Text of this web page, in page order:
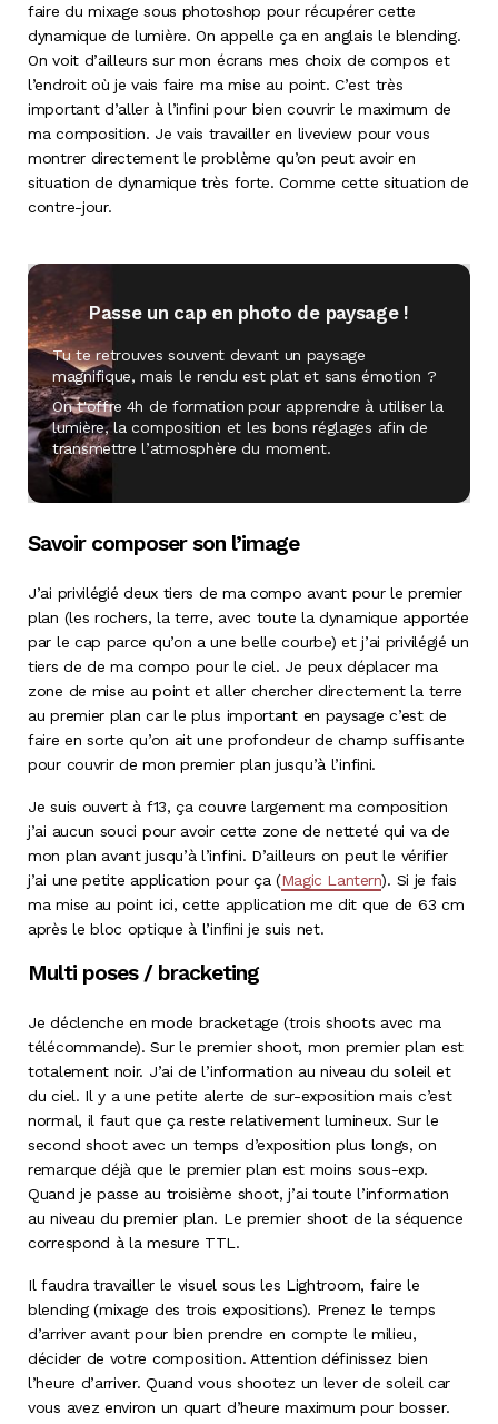
faire du mixage sous photoshop pour récupérer cette
dynamique de lumière. On appelle ça en anglais le blending.
On voit d’ailleurs sur mon écrans mes choix de compos et
l’endroit où je vais faire ma mise au point. C’est très
important d’aller à l’infini pour bien couvrir le maximum de
ma composition. Je vais travailler en liveview pour vous
montrer directement le problème qu’on peut avoir en
situation de dynamique très forte. Comme cette situation de
contre-jour.
Passe un cap en photo de paysage !
Tu te retrouves souvent devant un paysage
magnifique, mais le rendu est plat et sans émotion ?
On t'offre 4h de formation pour apprendre à utiliser la
lumière, la composition et les bons réglages afin de
transmettre l’atmosphère du moment.
Savoir composer son l’image
J’ai privilégié deux tiers de ma compo avant pour le premier
plan (les rochers, la terre, avec toute la dynamique apportée
par le cap parce qu’on a une belle courbe) et j’ai privilégié un
tiers de de ma compo pour le ciel. Je peux déplacer ma
zone de mise au point et aller chercher directement la terre
au premier plan car le plus important en paysage c’est de
faire en sorte qu’on ait une profondeur de champ suffisante
pour couvrir de mon premier plan jusqu’à l’infini.
Je suis ouvert à f13, ça couvre largement ma composition
j’ai aucun souci pour avoir cette zone de netteté qui va de
mon plan avant jusqu’à l’infini. D’ailleurs on peut le vérifier
j’ai une petite application pour ça (Magic Lantern). Si je fais
ma mise au point ici, cette application me dit que de 63 cm
après le bloc optique à l’infini je suis net.
Multi poses / bracketing
Je déclenche en mode bracketage (trois shoots avec ma
télécommande). Sur le premier shoot, mon premier plan est
totalement noir. J’ai de l’information au niveau du soleil et
du ciel. Il y a une petite alerte de sur-exposition mais c’est
normal, il faut que ça reste relativement lumineux. Sur le
second shoot avec un temps d’exposition plus longs, on
remarque déjà que le premier plan est moins sous-exp.
Quand je passe au troisième shoot, j’ai toute l’information
au niveau du premier plan. Le premier shoot de la séquence
correspond à la mesure TTL.
Il faudra travailler le visuel sous les Lightroom, faire le
blending (mixage des trois expositions). Prenez le temps
d’arriver avant pour bien prendre en compte le milieu,
décider de votre composition. Attention définissez bien
l’heure d’arriver. Quand vous shootez un lever de soleil car
vous avez environ un quart d’heure maximum pour bosser.